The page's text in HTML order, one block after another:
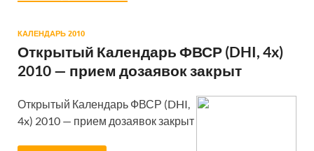
КАЛЕНДАРЬ 2010
Открытый Календарь ФВСР (DHI, 4x)
2010 — прием дозаявок закрыт
Открытый Календарь ФВСР (DHI,
4x) 2010 — прием дозаявок закрыт